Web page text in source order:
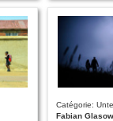
Catégorie:
Fabian Glasow